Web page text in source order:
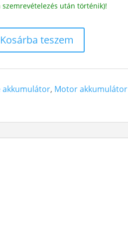
szemrevételezés után történik)!
Kosárba teszem
akkumulátor, Motor akkumulátor